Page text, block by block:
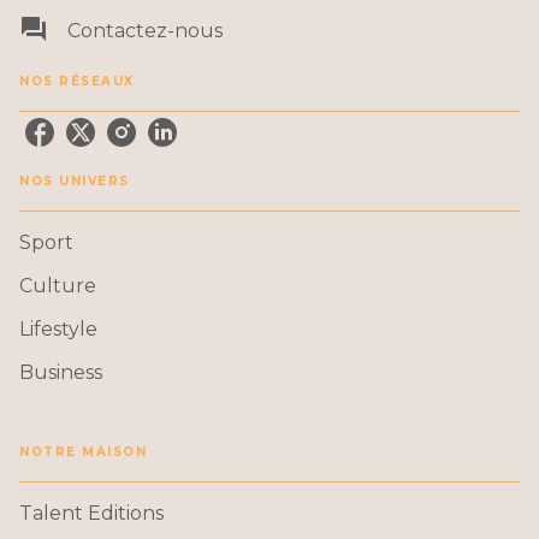
question_answer Contactez-nous
NOS RÉSEAUX
NOS UNIVERS
Sport
Culture
Lifestyle
Business
NOTRE MAISON
Talent Editions